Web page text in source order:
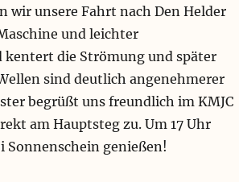
wir unsere Fahrt nach Den Helder
und leichter
kentert die Strömung und später
sind deutlich angenehmerer
begrüßt uns freundlich im KMJC
am Hauptsteg zu. Um 17 Uhr
Sonnenschein genießen!